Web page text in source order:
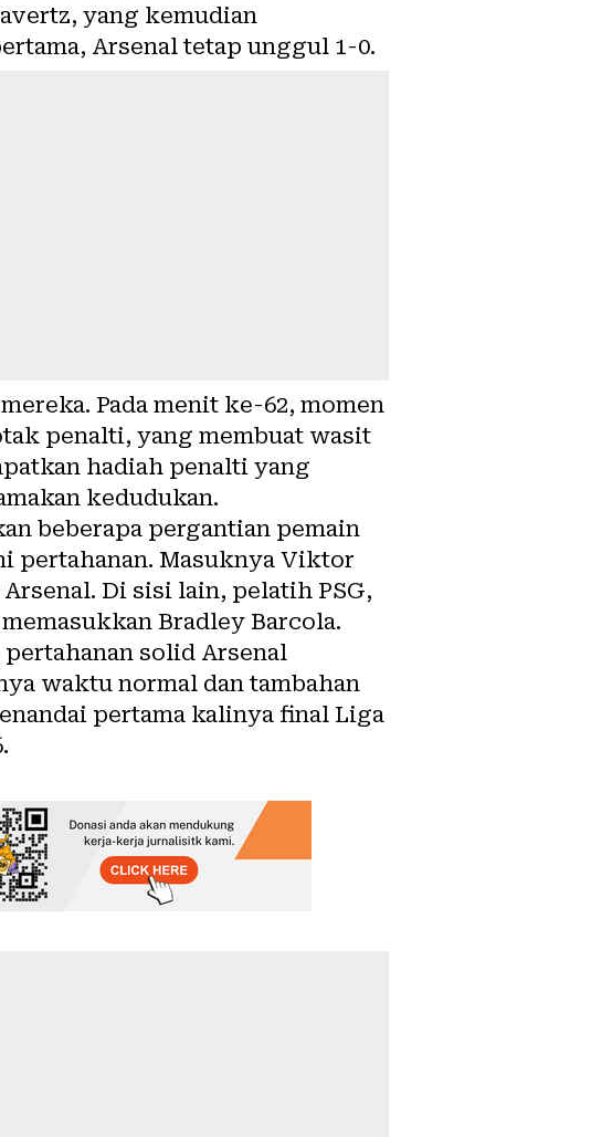
yang kemudian
Arsenal tetap unggul 1-0.
Pada menit ke-62, momen
penalti, yang membuat wasit
hadiah penalti yang
kedudukan.
beberapa pergantian pemain
pertahanan. Masuknya Viktor
Di sisi lain, pelatih PSG,
Bradley Barcola.
solid Arsenal
waktu normal dan tambahan
pertama kalinya final Liga